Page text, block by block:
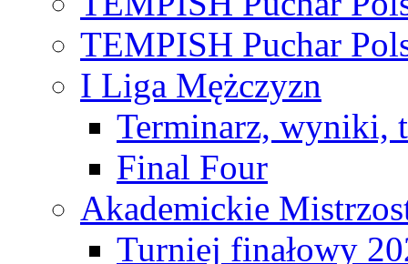
TEMPISH Puchar
I Liga Mężczyzn
Terminarz, wyniki,
Final Four
Akademickie
Turniej finałowy